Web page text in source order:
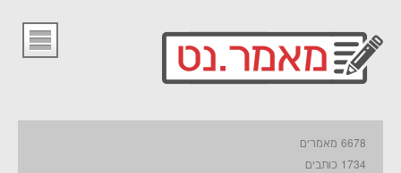
6678 מאמרים
1734 כותבים